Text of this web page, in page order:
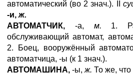
автоматический (во 2 знач.). II
-и, ж.
АВТОМАТЧИК, -а, м. 1.
обслуживающий автомат,
2. Боец, вооружённый
автоматчица, -ы (к 1 знач.).
АВТОМАШИНА, -ы, ж. То же,